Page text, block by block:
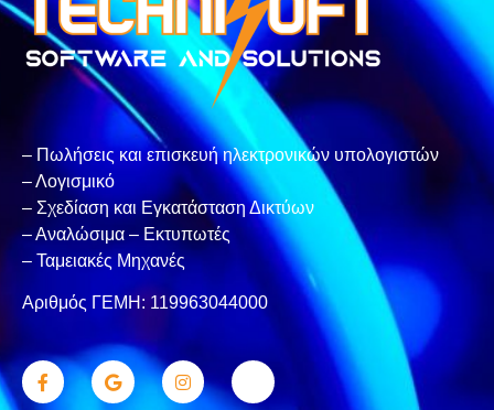
– Πωλήσεις και επισκευή ηλεκτρονικών υπολογιστών
– Λογισμικό
– Σχεδίαση και Εγκατάσταση Δικτύων
– Αναλώσιμα – Εκτυπωτές
– Ταμειακές Μηχανές
Αριθμός ΓΕΜΗ: 119963044000